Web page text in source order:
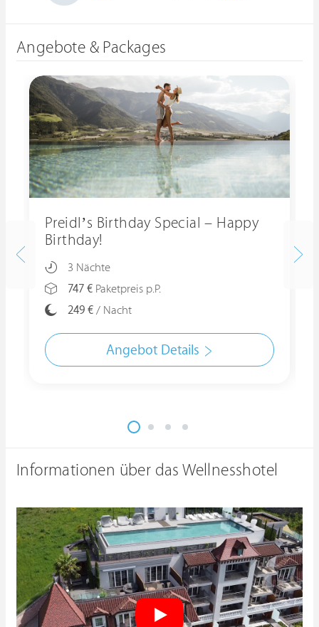
Angebote & Packages
Preidl’s Birthday Special – Happy
Birthday!
3 Nächte
747 € Paketpreis p.P.
249 € / Nacht
Angebot Details
Informationen über das Wellnesshotel